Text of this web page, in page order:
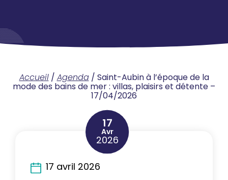
Accueil/ Agenda/ Saint-Aubin à l’époque de la
mode des bains de mer : villas, plaisirs et détente –
17/04/2026
17
Avr
2026
17 avril 2026